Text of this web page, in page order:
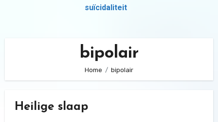
suïcidaliteit
bipolair
Home bipolair
Heilige slaap